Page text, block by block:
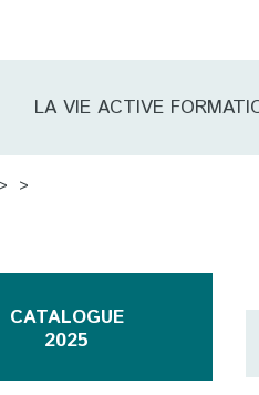
LA VIE ACTIVE
CATALOGUE
2025